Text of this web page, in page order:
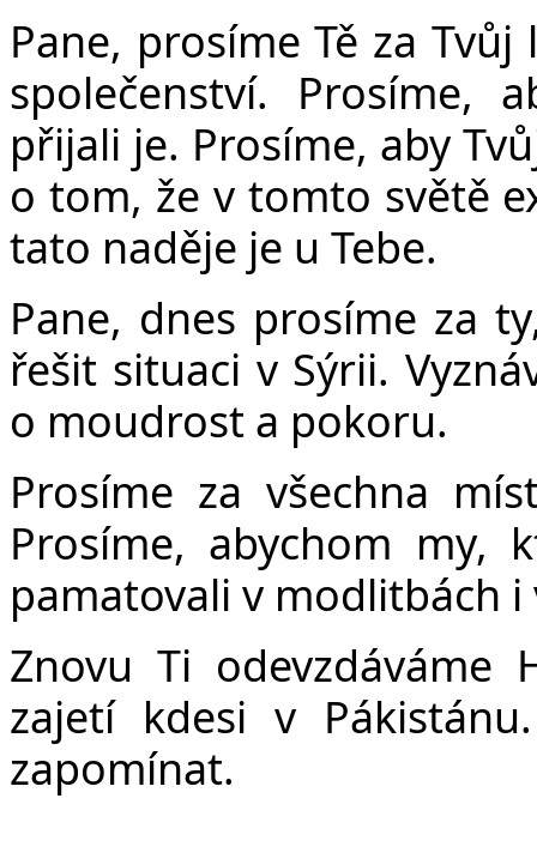
Pane, prosíme Tě za
společenství. Prosíme,
přijali je. Prosíme, aby
o tom, že v tomto světě
tato naděje je u Tebe.
Pane, dnes prosíme za
řešit situaci v Sýrii.
o moudrost a pokoru.
Prosíme za všechna
Prosíme, abychom my,
pamatovali v modlitbách
Znovu Ti odevzdáváme
zajetí kdesi v
zapomínat.